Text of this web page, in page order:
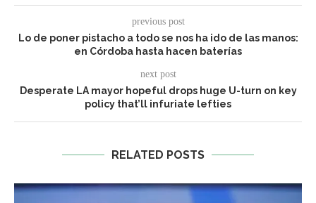
previous post
Lo de poner pistacho a todo se nos ha ido de las manos:
en Córdoba hasta hacen baterías
next post
Desperate LA mayor hopeful drops huge U-turn on key
policy that’ll infuriate lefties
RELATED POSTS